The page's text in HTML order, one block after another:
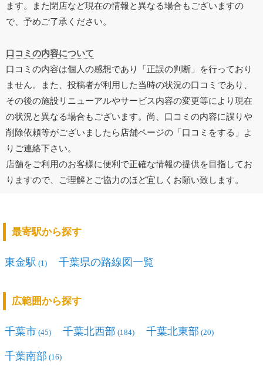
ます。また閉店など現在の情報と異なる場合もございますの
で、予めご了承ください。
口コミの内容について
口コミの内容は個人の感想であり「正誤の判断」を行っており
ません。また、投稿者が利用した当時の状況の口コミであり、
その後の施設リニューアルやサービス内容の変更等により現在
の状況と異なる場合もございます。尚、口コミの内容に誤りや
削除依頼等がございましたら店舗ページの「口コミをする」よ
りご連絡下さい。
店舗をご利用のお客様に便利で正確な情報の提供を目指してお
りますので、ご理解とご協力のほど宜しくお願い致します。
最寄駅から探す
東金駅 (1) 千葉県の路線図一覧
広範囲から探す
千葉市 (45) 千葉北西部 (184) 千葉北東部 (20)
千葉南部 (16)